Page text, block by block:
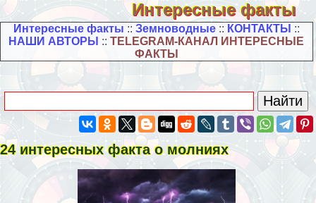
Интересные факты
Интересные факты :: Земноводные:: КОНТАКТЫ ::
НАШИ АВТОРЫ ::TELEGRAM-КАНАЛ ИНТЕРЕСНЫЕ
ФАКТЫ
24 интересных факта о молниях